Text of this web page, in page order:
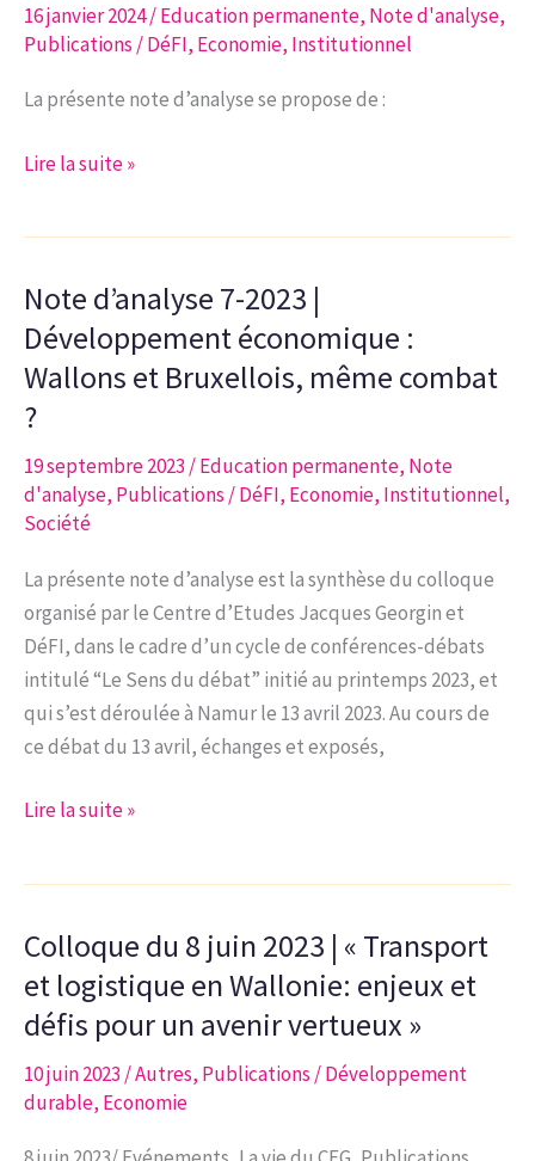
de
marchandises
l’espace
Wallonie-
partie:
Région
bruxelloise
16 janvier 2024/Education permanente, Note d'analyse,
Publications /DéFI, Economie, Institutionnel
La présente note d’analyse se propose de :
Note
|
Comment
refinancer
l’espace
Wallonie-
Bruxelles?
Lire la suite »
Note d’analyse 7-2023 |
Développement économique :
Wallons et Bruxellois, même combat
?
19 septembre 2023 /Education permanente, Note
d'analyse, Publications /DéFI, Economie, Institutionnel,
Société
La présente note d’analyse est la synthèse du colloque
organisé par le Centre d’Etudes Jacques Georgin et
DéFI, dans le cadre d’un cycle de conférences-débats
intitulé “Le Sens du débat” initié au printemps 2023, et
qui s’est déroulée à Namur le 13 avril 2023. Au cours de
ce débat du 13 avril, échanges et exposés,
Note
|
Développement
économique
Wallons
et
Bruxellois,
Lire la suite »
Colloque du 8 juin 2023 | « Transport
et logistique en Wallonie: enjeux et
défis pour un avenir vertueux »
10 juin 2023 /Autres, Publications /Développement
durable, Economie